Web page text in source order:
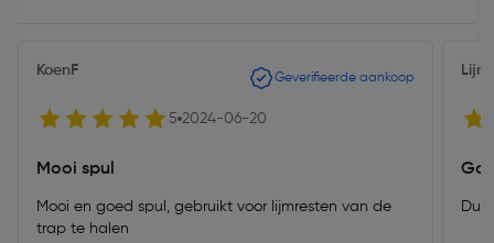
KoenF Geverifieerde aankoop
5 2024-06-20
Mooi spul
Mooi en goed spul, gebruikt voor lijmresten van de
trap te halen